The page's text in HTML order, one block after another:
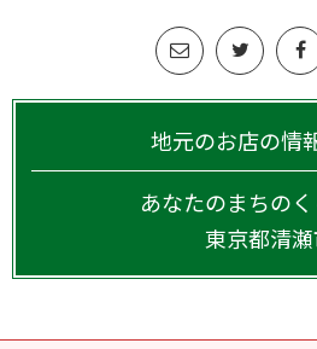
地元のお店の情
あなたのまちの
東京都清